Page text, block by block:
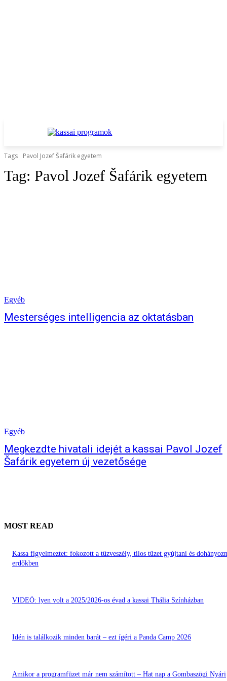
Tags Pavol Jozef Šafárik egyetem
Tag: Pavol Jozef Šafárik egyetem
Egyéb
Mesterséges intelligencia az oktatásban
Egyéb
Megkezdte hivatali idejét a kassai Pavol Jozef
Šafárik egyetem új vezetősége
MOST READ
Kassa figyelmeztet: fokozott a tűzveszély, tilos tüzet gyújtani és
erdőkben
VIDEÓ: lyen volt a 2025/2026-os évad a kassai Thália Színházban
Idén is találkozik minden barát – ezt ígéri a Panda Camp 2026
Amikor a programfüzet már nem számított – Hat nap a Gombaszögi Nyári